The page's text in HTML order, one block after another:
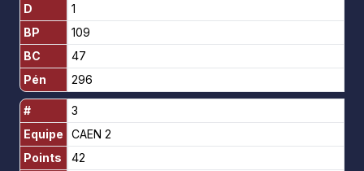
D
BP
BC
Pén
#
Equipe
Points
1
109
47
296
3
CAEN 2
42